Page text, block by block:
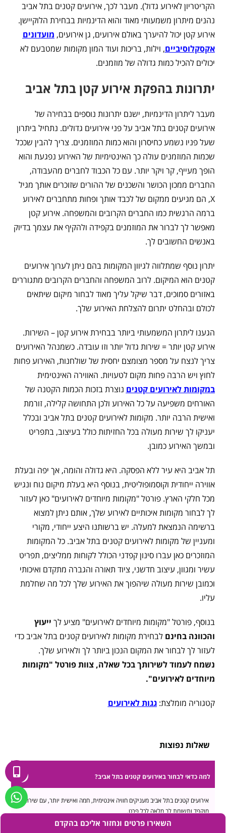
השאירו פרטים ונחזור אליכם בהקדם
הקריטריון לאירוע גדול). מעבר לכך, אירועים קטנים בתל אביב
נהנים מיתרון משמעותי מאוד והוא הדינמיות בבחירת הלוקיישן.
אירוע קטן יכול להיערך באולם אירועים, גן אירועים, מועדונים
אקסקלוסיביים, וילות, בריכות ועוד המון מקומות שמטבעם לא
יכולים להכיל כמות גדולה של מוזמנים.
יתרונות בהפקת אירוע קטן בתל אביב
מעבר ליתרון הדינמיות, ישנם יתרונות נוספים בבחירה של
אירועים קטנים בתל אביב על פני אירועים גדולים. נתחיל ביתרון
שעל פניו נשמע כחיסרון והוא כמות המוזמנים. צריך להבין שככל
שכמות המוזמנים עולה כך האינטימיות של האירוע נפגעת והוא
הופך מעייף, קר ויקר יותר. עם כל הכבוד לחברים מהעבודה,
החברים ממכון הכושר והשכנים של ההורים שזוכרים אותך מגיל
X, הם מגיעים ממקום של לכבד אותך ופחות מתחברים לאירוע
ברמה הרגשית כמו החברים הקרובים והמשפחה. אירוע קטן
מאפשר לך לברור את המוזמנים בקפידה ולהקיף את עצמך בדיוק
באנשים החשובים לך.
יתרון נוסף שמתלווה לגיוון המקומות בהם ניתן לערוך אירועים
קטנים הוא המיקום. לרוב המשפחה והחברים הקרובים מתגוררים
באזורים סמוכים, דבר שיקל עליך מאוד לבחור מיקום שיתאים
לכולם ובהחלט יתרום להצלחת האירוע שלך.
הגענו ליתרון המשמעותי ביותר בבחירת אירוע קטן – השירות.
אירוע קטן יותר = שירות גדול יותר וזו עובדה. כשמנהל האירועים
צריך לנצח על מספר מצומצם יחסית של שולחנות, האירוע פחות
לחוץ ויש הרבה פחות מקום לטעויות. האווירה האינטימית
במקומות לאירועים קטנים נוצרת בזכות הכמות הקטנה של
האורחים משפיעה על כל האירוע ולכן התחושה קלילה, זורמת
ואישית הרבה יותר. מקומות לאירועים קטנים בתל אביב ובכלל
יעניקו לך שירות מעולה בכל החזיתות כולל בעיצוב, בתפריט
ובמשך האירוע כמובן.
תל אביב היא עיר ללא הפסקה. היא גדולה והומה, אך יפה ובעלת
אווירה ייחודית וקוסמופוליטית, בנוסף היא בעלת מיקום נוח ונגיש
מכל חלקי הארץ. פורטל "מקומות מיוחדים לאירועים" כאן לעזור
לך לבחור מקומות איכותיים לאירוע שלך, אותם ניתן למצוא
ברשימה הנמצאת למעלה. יש ברשותנו היצע ייחודי, מקורי
ומעניין של מקומות לאירועים קטנים בתל אביב. כל המקומות
המוזכרים כאן עברו סינון קפדני הכולל לקוחות ממליצים, תפריט
עשיר ומגוון, עיצוב חדשני, ציוד תאורה והגברה מתקדם ואיכותי
וכמובן שירות מעולה שיהפוך את האירוע שלך לכל מה שחלמת
עליו.
בנוסף, פורטל "מקומות מיוחדים לאירועים" מציע לך ייעוץ
והכוונה בחינם לבחירת מקומות לאירועים קטנים בתל אביב כדי
לעזור לך לבחור את המקום הנכון ביותר לך ולאירוע שלך.
נשמח לעמוד לשירותך בכל שאלה, צוות פורטל "מקומות
מיוחדים לאירועים".
קטגוריה מומלצת:גגות לאירועים
שאלות נפוצות
למה כדאי לבחור באירועים קטנים בתל אביב?
אירועים קטנים בתל אביב מעניקים חוויה אינטימית, חמה ואישית יותר, עם שירות
מוקפד ותשומת לב מלאה לכל פרט.